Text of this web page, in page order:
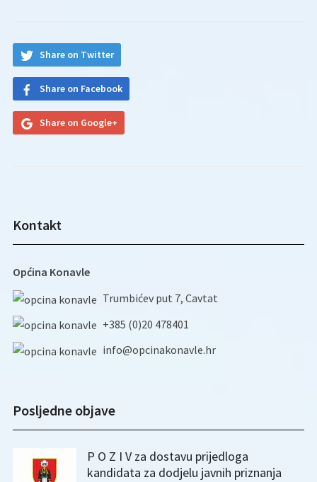
Share on Twitter
Share on Facebook
Share on Google+
Kontakt
Općina Konavle
Trumbićev put 7, Cavtat
+385 (0)20 478401
info@opcinakonavle.hr
Posljedne objave
P O Z I V za dostavu prijedloga
kandidata za dodjelu javnih priznanja